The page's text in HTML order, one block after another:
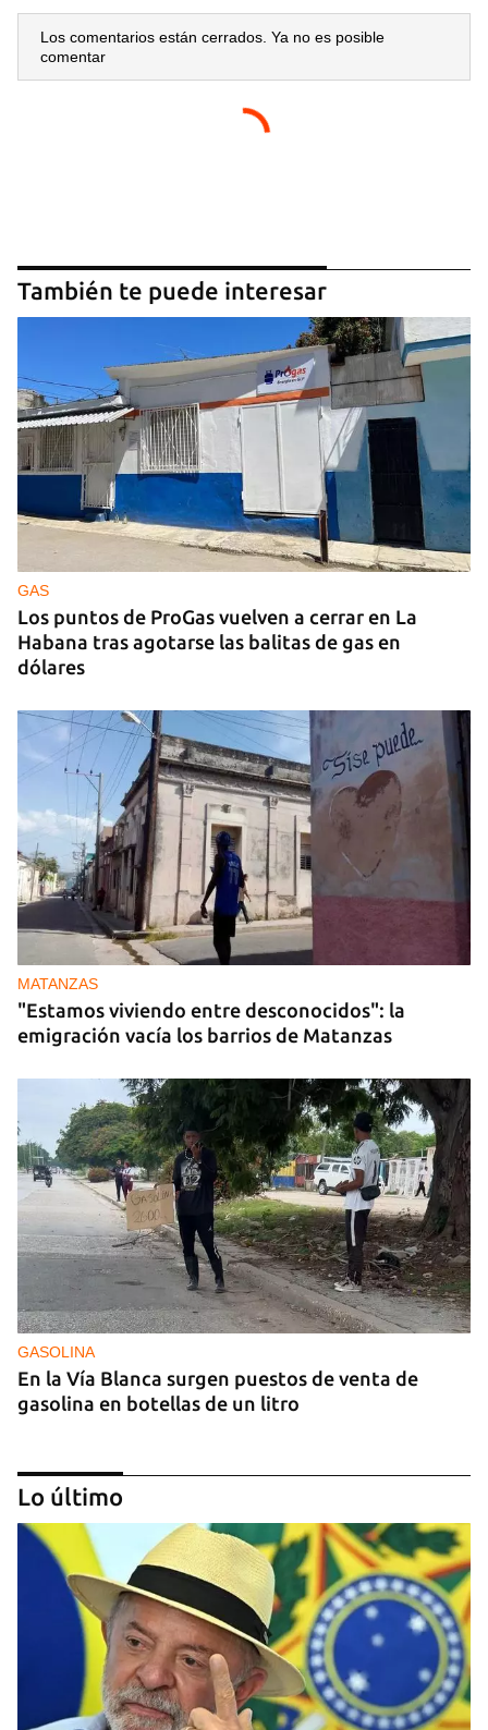
Los comentarios están cerrados. Ya no es posible
comentar
También te puede interesar
GAS
Los puntos de ProGas vuelven a cerrar en La
Habana tras agotarse las balitas de gas en
dólares
MATANZAS
"Estamos viviendo entre desconocidos": la
emigración vacía los barrios de Matanzas
GASOLINA
En la Vía Blanca surgen puestos de venta de
gasolina en botellas de un litro
DONACIONES
Lo último